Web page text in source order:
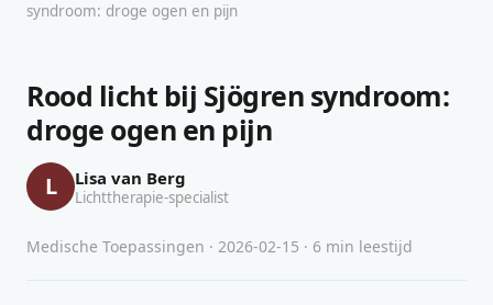
syndroom: droge ogen en pijn
Rood licht bij Sjögren syndroom:
droge ogen en pijn
L Lisa van Berg
Lichttherapie-specialist
Medische Toepassingen · 2026-02-15 · 6 min leestijd